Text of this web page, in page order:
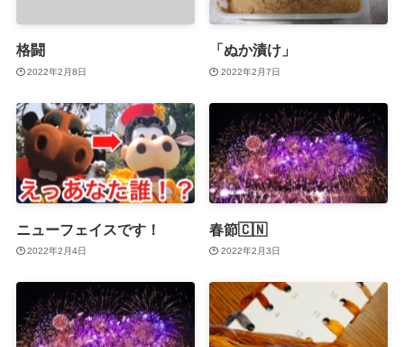
格闘
2022年2月8日
「ぬか漬け」
2022年2月7日
ニューフェイスです！
2022年2月4日
春節🇨🇳
2022年2月3日